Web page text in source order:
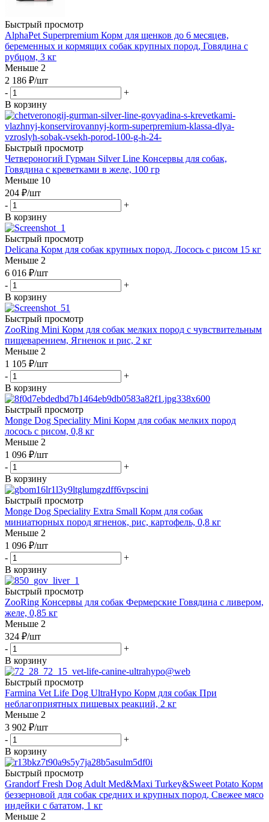
Быстрый просмотр
AlphaPet Superpremium Корм для щенков до 6 месяцев,
беременных и кормящих собак крупных пород, Говядина с
рубцом, 3 кг
Меньше 2
2 186 ₽/шт
-
+
В корзину
Быстрый просмотр
Четвероногий Гурман Silver Line Консервы для собак,
Говядина с креветками в желе, 100 гр
Меньше 10
204 ₽/шт
-
+
В корзину
Быстрый просмотр
Delicana Корм для собак крупных пород, Лосось с рисом 15 кг
Меньше 2
6 016 ₽/шт
-
+
В корзину
Быстрый просмотр
ZooRing Mini Корм для собак мелких пород с чувствительным
пищеварением, Ягненок и рис, 2 кг
Меньше 2
1 105 ₽/шт
-
+
В корзину
Быстрый просмотр
Monge Dog Speciality Mini Корм для собак мелких пород
лосось с рисом, 0,8 кг
Меньше 2
1 096 ₽/шт
-
+
В корзину
Быстрый просмотр
Monge Dog Speciality Extra Small Корм для собак
миниатюрных пород ягненок, рис, картофель, 0,8 кг
Меньше 2
1 096 ₽/шт
-
+
В корзину
Быстрый просмотр
ZooRing Консервы для собак Фермерские Говядина с ливером,
желе, 0,85 кг
Меньше 2
324 ₽/шт
-
+
В корзину
Быстрый просмотр
Farmina Vet Life Dog UltraHypo Корм для собак При
неблагоприятных пищевых реакций, 2 кг
Меньше 2
3 902 ₽/шт
-
+
В корзину
Быстрый просмотр
Grandorf Fresh Dog Adult Med&Maxi Turkey&Sweet Potato Корм
беззерновой для собак средних и крупных пород, Свежее мясо
индейки с бататом, 1 кг
Меньше 2